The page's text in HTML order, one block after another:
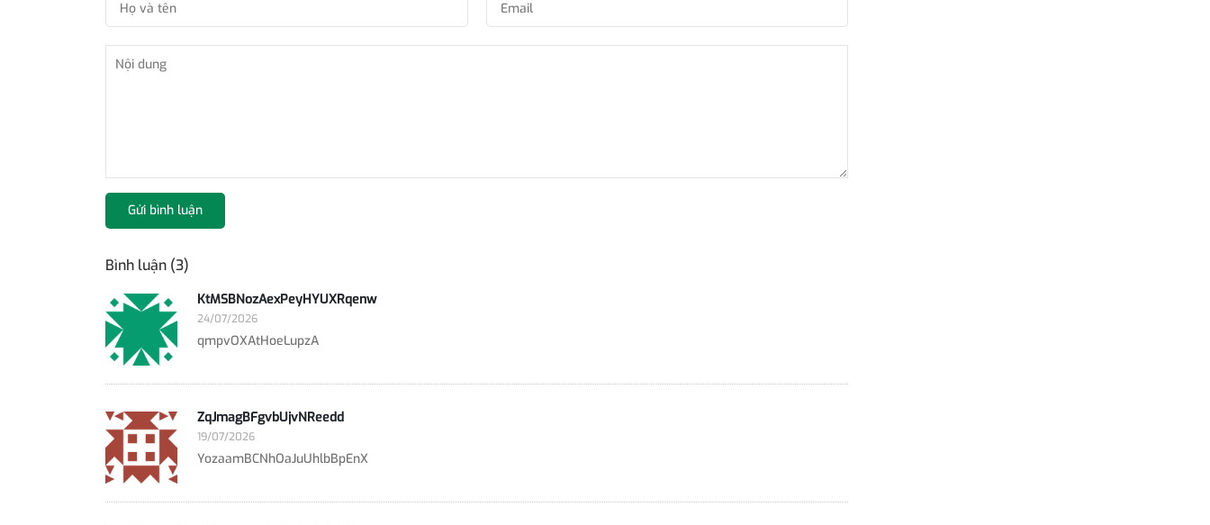
Gửi bình luận
Bình luận (3)
KtMSBNozAexPeyHYUXRqenw
24/07/2026
qmpvOXAtHoeLupzA
ZqJmagBFgvbUjvNReedd
19/07/2026
YozaamBCNhOaJuUhlbBpEnX